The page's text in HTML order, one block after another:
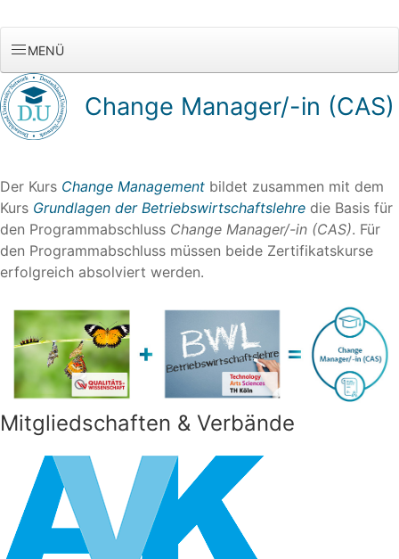
MENÜ
Change Manager/-in (CAS)
Der Kurs Change Management bildet zusammen mit dem
Kurs Grundlagen der Betriebswirtschaftslehre die Basis für
den Programmabschluss Change Manager/-in (CAS). Für
den Programmabschluss müssen beide Zertifikatskurse
erfolgreich absolviert werden.
Mitgliedschaften & Verbände